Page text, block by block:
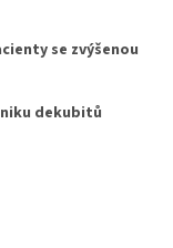
se zvýšenou
dekubitů